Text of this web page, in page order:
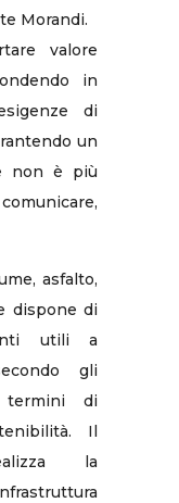
Morandi.
valore
in
di
un
non è più
asfalto,
dispone di
utili a
gli
di
Il
la